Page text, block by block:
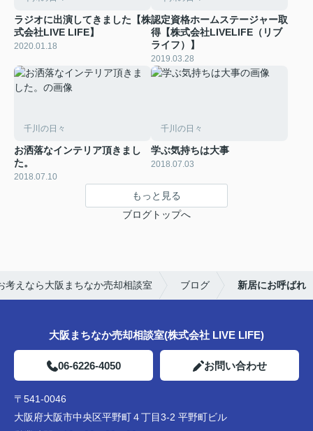
ラジオに出演してきました【株
式会社LIVE LIFE】
2020.01.18
認定資格ホームステージャー取
得【株式会社LIVELIFE（リブ
ライフ）】
2019.03.28
千川の日々
お洒落なインテリア頂きまし
た。
2018.07.10
千川の日々
学ぶ気持ちは大事
2018.07.03
もっと見る
ブログトップへ
考えなら大阪まちなか売却相談室 ブログ 新居にお呼ばれ
大阪まちなか売却相談室(株式会社 LIVE LIFE)
06-6226-4050 お問い合わせ
〒541-0046
大阪府大阪市中央区平野町４丁目3-2 平野町ビル